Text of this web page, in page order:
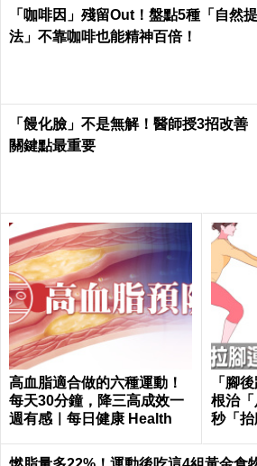
「咖啡因」殘留Out！盤點5種「自然
法」不靠咖啡也能精神百倍！
「饅化臉」不是無解！醫師授3招改
關鍵點最重要
高血脂適合做的六種運動！
每天30分鐘，降三高成效一
週有感｜每日健康 Health
「腳
根治
秒「抬